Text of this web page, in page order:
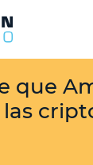
que